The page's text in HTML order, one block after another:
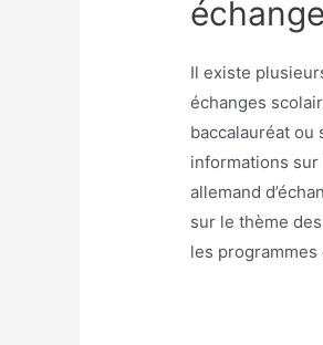
Il existe
échanges
baccalauréat ou
informations sur
allemand
sur le thème
les programmes